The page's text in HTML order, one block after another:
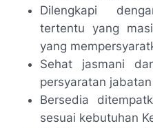
Dilengkapi
tertentu yang
yang
Sehat jasmani
persyaratan
Bersedia
sesuai kebutuhan